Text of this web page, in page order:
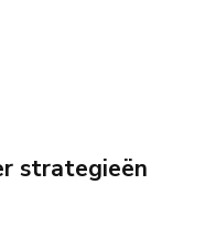
strategieën